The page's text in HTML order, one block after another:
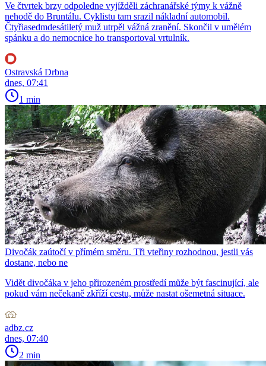
Ve čtvrtek brzy odpoledne vyjížděli záchranářské týmy k vážně
nehodě do Bruntálu. Cyklistu tam srazil nákladní automobil.
Čtyřiasedmdesátiletý muž utrpěl vážná zranění. Skončil v umělém
spánku a do nemocnice ho transportoval vrtulník.
Ostravská Drbna
dnes, 07:41
1 min
Divočák zaútočí v přímém směru. Tři vteřiny rozhodnou, jestli vás
dostane, nebo ne
Vidět divočáka v jeho přirozeném prostředí může být fascinující, ale
pokud vám nečekaně zkříží cestu, může nastat ošemetná situace.
adbz.cz
dnes, 07:40
2 min